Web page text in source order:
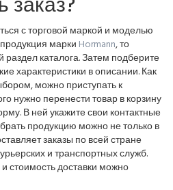
с торговой маркой и моделью
марки Hormann, то
каталога. Затем подберите
характеристики в описании. Как
можно приступать к
нужно перенести товар в корзину
В ней укажите свои контактные
продукцию можно не только в
заказы по всей стране
и транспортных служб.
стоимость доставки можно